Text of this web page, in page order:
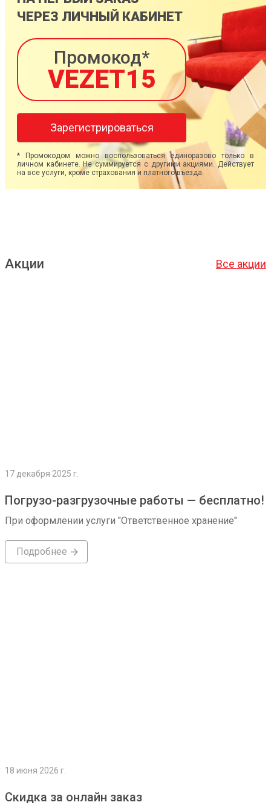
ЧЕРЕЗ ЛИЧНЫЙ КАБИНЕТ
Промокод*
VEZET15
Зарегистрироваться
* Промокодом можно воспользоваться единоразово только в
личном кабинете. Не суммируется с другими акциями. Действует
на все услуги, кроме страхования и платного въезда.
Акции Все акции
17 декабря 2025 г.
Погрузо-разгрузочные работы — бесплатно!
При оформлении услуги "Ответственное хранение"
Подробнее
18 июня 2026 г.
Скидка за онлайн заказ